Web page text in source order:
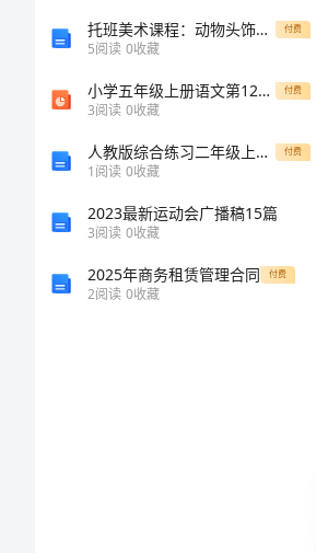
托班美术课程：动物头饰创意设计教案 付费
5阅读 0收藏
小学五年级上册语文第12课假如没有灰尘PPT课件.ppt 付费
3阅读 0收藏
人教版综合练习二年级上学期小学数学期末模拟试卷C卷练习 付费
1阅读 0收藏
2023最新运动会广播稿15篇
3阅读 0收藏
2025年商务租赁管理合同 付费
2阅读 0收藏